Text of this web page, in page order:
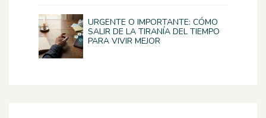
URGENTE O IMPORTANTE: CÓMO
SALIR DE LA TIRANÍA DEL TIEMPO
PARA VIVIR MEJOR